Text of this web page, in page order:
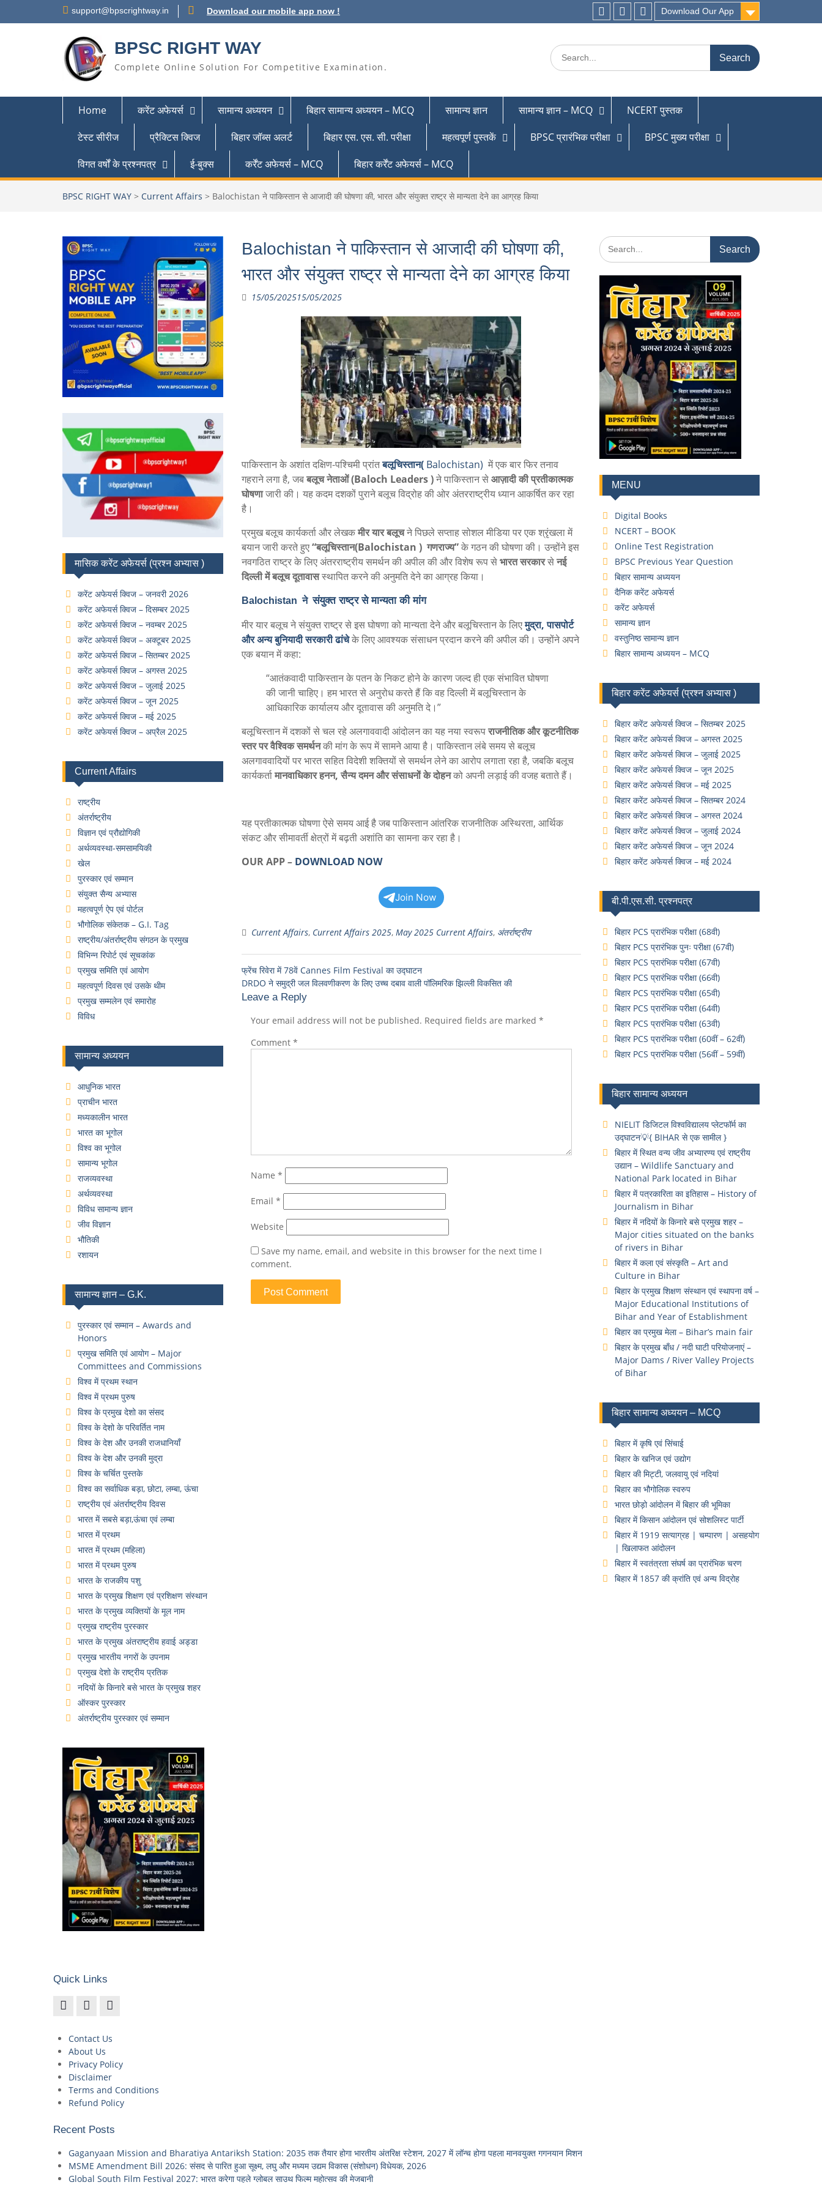
support@bpscrightway.in Download our mobile app now ! Download Our App
BPSC RIGHT WAY
Complete Online Solution For Competitive Examination.
Home करेंट अफेयर्स सामान्य अध्ययन बिहार सामान्य अध्ययन – MCQ सामान्य ज्ञान सामान्य ज्ञान – MCQ
NCERT पुस्तक
टेस्ट सीरीज
प्रैक्टिस क्विज बिहार जॉब्स अलर्ट बिहार एस. एस. सी. परीक्षा महत्वपूर्ण पुस्तकें BPSC प्रारंभिक परीक्षा
BPSC मुख्य परीक्षा
विगत वर्षों के प्रश्नपत्र
ई-बुक्स कर्रेंट अफेयर्स – MCQ बिहार कर्रेंट अफेयर्स – MCQ
BPSC RIGHT WAY > Current Affairs > Balochistan ने पाकिस्तान से आजादी की घोषणा की, भारत और संयुक्त राष्ट्र से मान्यता देने का आग्रह किया
Balochistan ने पाकिस्तान से आजादी की घोषणा की,
भारत और संयुक्त राष्ट्र से मान्यता देने का आग्रह किया
15/05/202515/05/2025
पाकिस्तान के अशांत दक्षिण-पश्चिमी प्रांतबलूचिस्तान(Balochistan) में एक बार फिर तनाव
गहराने लगा है, जबबलूच नेताओं (Baloch Leaders )ने पाकिस्तान सेआज़ादी की प्रतीकात्मक
घोषणाजारी की। यह कदम दशकों पुराने बलूच विद्रोह की ओर अंतरराष्ट्रीय ध्यान आकर्षित कर रहा
है।
प्रमुख बलूच कार्यकर्ता और लेखकमीर यार बलूचने पिछले सप्ताह सोशल मीडिया पर एक श्रृंखला में
बयान जारी करते हुए“बलूचिस्तान(Balochistan ) गणराज्य”के गठन की घोषणा की। उन्होंने इस
नवगठित राष्ट्र के लिए अंतरराष्ट्रीय समर्थन की अपील की और विशेष रूप सेभारत सरकारसेनई
दिल्ली में बलूच दूतावासस्थापित करने की अनुमति देने का आग्रह किया।
Balochistan नेसंयुक्त राष्ट्र से मान्यता की मांग
मीर यार बलूच ने संयुक्त राष्ट्र से इस घोषणा को मान्यता देने और बलूचिस्तान के लिएमुद्रा, पासपोर्ट
और अन्य बुनियादी सरकारी ढांचेके लिए आवश्यक संसाधन प्रदान करने की अपील की। उन्होंने अपने
एक बयान में कहा:
“आतंकवादी पाकिस्तान के पतन के निकट होने के कारण जल्द ही एक संभावित घोषणा
की जानी चाहिए। हम भारत से अनुरोध करते हैं कि वह दिल्ली में बलूचिस्तान के
आधिकारिक कार्यालय और दूतावास की अनुमति दे।”
बलूचिस्तान में दशकों से चल रहे अलगाववादी आंदोलन का यह नया स्वरूपराजनीतिक और कूटनीतिक
स्तर पर वैश्विक समर्थनकी मांग के रूप में सामने आया है। पाकिस्तान लंबे समय से बलूच
अलगाववादियों पर भारत सहित विदेशी शक्तियों से समर्थन लेने का आरोप लगाता रहा है, जबकि बलूच
कार्यकर्तामानवाधिकार हनन, सैन्य दमन और संसाधनों के दोहनको अपनी लड़ाई की वजह बताते हैं।
यह प्रतीकात्मक घोषणा ऐसे समय आई है जब पाकिस्तान आंतरिक राजनीतिक अस्थिरता, आर्थिक
संकट और सीमावर्ती क्षेत्रों में बढ़ती अशांति का सामना कर रहा है।
OUR APP– DOWNLOAD NOW
Join Now
Current Affairs, Current Affairs 2025, May 2025 Current Affairs, अंतर्राष्ट्रीय
फ्रेंच रिवेरा में 78वें Cannes Film Festival का उद्घाटन
DRDO ने समुद्री जल विलवणीकरण के लिए उच्च दबाव वाली पॉलिमरिक झिल्ली विकसित की
Leave a Reply
Your email address will not be published. Required fields are marked *
Comment *
Name *
Email *
Website
Save my name, email, and website in this browser for the next time I
comment.
MENU
Digital Books
NCERT – BOOK
Online Test Registration
BPSC Previous Year Question
बिहार सामान्य अध्ययन
दैनिक करेंट अफेयर्स
करेंट अफेयर्स
सामान्य ज्ञान
वस्तुनिष्ठ सामान्य ज्ञान
बिहार सामान्य अध्ययन – MCQ
बिहार करेंट अफेयर्स (प्रश्न अभ्यास )
बिहार करेंट अफेयर्स क्विज – सितम्बर 2025
बिहार करेंट अफेयर्स क्विज – अगस्त 2025
बिहार करेंट अफेयर्स क्विज – जुलाई 2025
बिहार करेंट अफेयर्स क्विज – जून 2025
बिहार करेंट अफेयर्स क्विज – मई 2025
बिहार करेंट अफेयर्स क्विज – सितम्बर 2024
बिहार करेंट अफेयर्स क्विज – अगस्त 2024
बिहार करेंट अफेयर्स क्विज – जुलाई 2024
बिहार करेंट अफेयर्स क्विज – जून 2024
बिहार करेंट अफेयर्स क्विज – मई 2024
बी.पी.एस.सी. प्रश्नपत्र
बिहार PCS प्रारंभिक परीक्षा (68वी)
बिहार PCS प्रारंभिक पुनः परीक्षा (67वी)
बिहार PCS प्रारंभिक परीक्षा (67वी)
बिहार PCS प्रारंभिक परीक्षा (66वी)
बिहार PCS प्रारंभिक परीक्षा (65वी)
बिहार PCS प्रारंभिक परीक्षा (64वी)
बिहार PCS प्रारंभिक परीक्षा (63वी)
बिहार PCS प्रारंभिक परीक्षा (60वीं – 62वीं)
बिहार PCS प्रारंभिक परीक्षा (56वीं – 59वीं)
बिहार सामान्य अध्ययन
NIELIT डिजिटल विश्वविद्यालय प्लेटफॉर्म का
उद्घाटन💡{ BIHAR से एक सामील }
बिहार में स्थित वन्य जीव अभ्यारण्य एवं राष्ट्रीय
उद्यान – Wildlife Sanctuary and
National Park located in Bihar
बिहार में पत्रकारिता का इतिहास – History of
Journalism in Bihar
बिहार में नदियों के किनारे बसे प्रमुख शहर –
Major cities situated on the banks
of rivers in Bihar
बिहार में कला एवं संस्कृति – Art and
Culture in Bihar
बिहार के प्रमुख शिक्षण संस्थान एवं स्थापना वर्ष –
Major Educational Institutions of
Bihar and Year of Establishment
बिहार का प्रमुख मेला – Bihar’s main fair
बिहार के प्रमुख बाँध / नदी घाटी परियोजनाएं –
Major Dams / River Valley Projects
of Bihar
बिहार सामान्य अध्ययन – MCQ
बिहार में कृषि एवं सिंचाई
बिहार के खनिज एवं उद्योग
बिहार की मिट्टी, जलवायु एवं नदियां
बिहार का भौगोलिक स्वरुप
भारत छोड़ो आंदोलन में बिहार की भूमिका
बिहार में किसान आंदोलन एवं सोशलिस्ट पार्टी
बिहार में 1919 सत्याग्रह | चम्पारण | असहयोग
| खिलाफत आंदोलन
बिहार में स्वतंत्रता संघर्ष का प्रारंभिक चरण
बिहार में 1857 की क्रांति एवं अन्य विद्रोह
मासिक करेंट अफेयर्स (प्रश्न अभ्यास )
करेंट अफेयर्स क्विज – जनवरी 2026
करेंट अफेयर्स क्विज – दिसम्बर 2025
करेंट अफेयर्स क्विज – नवम्बर 2025
करेंट अफेयर्स क्विज – अक्टूबर 2025
करेंट अफेयर्स क्विज – सितम्बर 2025
करेंट अफेयर्स क्विज – अगस्त 2025
करेंट अफेयर्स क्विज – जुलाई 2025
करेंट अफेयर्स क्विज – जून 2025
करेंट अफेयर्स क्विज – मई 2025
करेंट अफेयर्स क्विज – अप्रैल 2025
Current Affairs
राष्ट्रीय
अंतर्राष्ट्रीय
विज्ञान एवं प्रौद्योगिकी
अर्थव्यवस्था-समसामयिकी
खेल
पुरस्कार एवं सम्मान
संयुक्त सैन्य अभ्यास
महत्वपूर्ण ऐप एवं पोर्टल
भौगोलिक संकेतक – G.I. Tag
राष्ट्रीय/अंतर्राष्ट्रीय संगठन के प्रमुख
विभिन्न रिपोर्ट एवं सूचकांक
प्रमुख समिति एवं आयोग
महत्वपूर्ण दिवस एवं उसके थीम
प्रमुख सम्मलेन एवं समारोह
विविध
सामान्य अध्ययन
आधुनिक भारत
प्राचीन भारत
मध्यकालीन भारत
भारत का भूगोल
विश्व का भूगोल
सामान्य भूगोल
राजव्यवस्था
अर्थव्यवस्था
विविध सामान्य ज्ञान
जीव विज्ञान
भौतिकी
रशायन
सामान्य ज्ञान – G.K.
पुरस्कार एवं सम्मान – Awards and
Honors
प्रमुख समिति एवं आयोग – Major
Committees and Commissions
विश्व में प्रथम स्थान
विश्व में प्रथम पुरुष
विश्व के प्रमुख देशो का संसद
विश्व के देशो के परिवर्तित नाम
विश्व के देश और उनकी राजधानियाँ
विश्व के देश और उनकी मुद्रा
विश्व के चर्चित पुस्तके
विश्व का सर्वाधिक बड़ा, छोटा, लम्बा, ऊंचा
राष्ट्रीय एवं अंतर्राष्ट्रीय दिवस
भारत में सबसे बड़ा,ऊंचा एवं लम्बा
भारत में प्रथम
भारत में प्रथम (महिला)
भारत में प्रथम पुरुष
भारत के राजकीय पशु
भारत के प्रमुख शिक्षण एवं प्रशिक्षण संस्थान
भारत के प्रमुख व्यक्तियों के मूल नाम
प्रमुख राष्ट्रीय पुरस्कार
भारत के प्रमुख अंतराष्ट्रीय हवाई अड्डा
प्रमुख भारतीय नगरों के उपनाम
प्रमुख देशो के राष्ट्रीय प्रतिक
नदियों के किनारे बसे भारत के प्रमुख शहर
ऑस्कर पुरस्कार
अंतर्राष्ट्रीय पुरस्कार एवं सम्मान
Quick Links
Contact Us
About Us
Privacy Policy
Disclaimer
Terms and Conditions
Refund Policy
Recent Posts
Gaganyaan Mission and Bharatiya Antariksh Station: 2035 तक तैयार होगा भारतीय अंतरिक्ष स्टेशन, 2027 में लॉन्च होगा पहला मानवयुक्त गगनयान मिशन
MSME Amendment Bill 2026: संसद से पारित हुआ सूक्ष्म, लघु और मध्यम उद्यम विकास (संशोधन) विधेयक, 2026
Global South Film Festival 2027: भारत करेगा पहले ग्लोबल साउथ फिल्म महोत्सव की मेजबानी